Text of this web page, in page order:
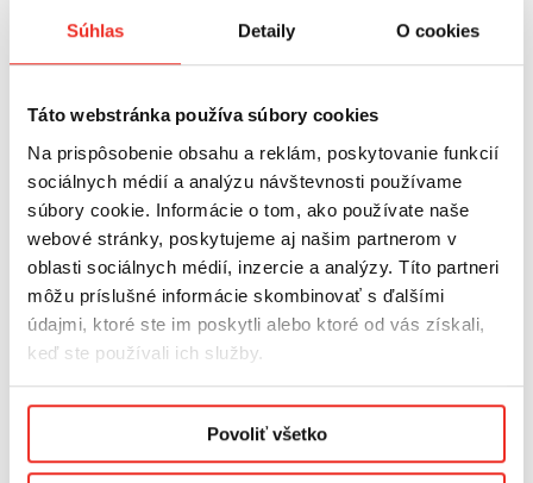
Súhlas Detaily O cookies
Táto webstránka používa súbory cookies
Na prispôsobenie obsahu a reklám, poskytovanie funkcií
sociálnych médií a analýzu návštevnosti používame
súbory cookie. Informácie o tom, ako používate naše
webové stránky, poskytujeme aj našim partnerom v
oblasti sociálnych médií, inzercie a analýzy. Títo partneri
môžu príslušné informácie skombinovať s ďalšími
údajmi, ktoré ste im poskytli alebo ktoré od vás získali,
keď ste používali ich služby.
Podmienky ochrany osobných údajov.
Povoliť všetko
Kód produktu: R/AKPCV/AC/BI/10
SÚVISIACE VÝROBKY